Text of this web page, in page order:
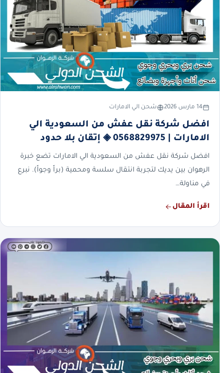
14 مارس 2026 شحن الي الامارات
افضل شركة نقل عفش من السعودية الي
الامارات | 0568829975 ◈ إتقان بلا حدود
افضل شركة نقل عفش من السعودية الي الامارات تضع خبرة
الرهوان بين يديك لتجربة انتقال سلسة ومحمية (براً وجواً). نبرع
في مناولة…
اقرأ المقال